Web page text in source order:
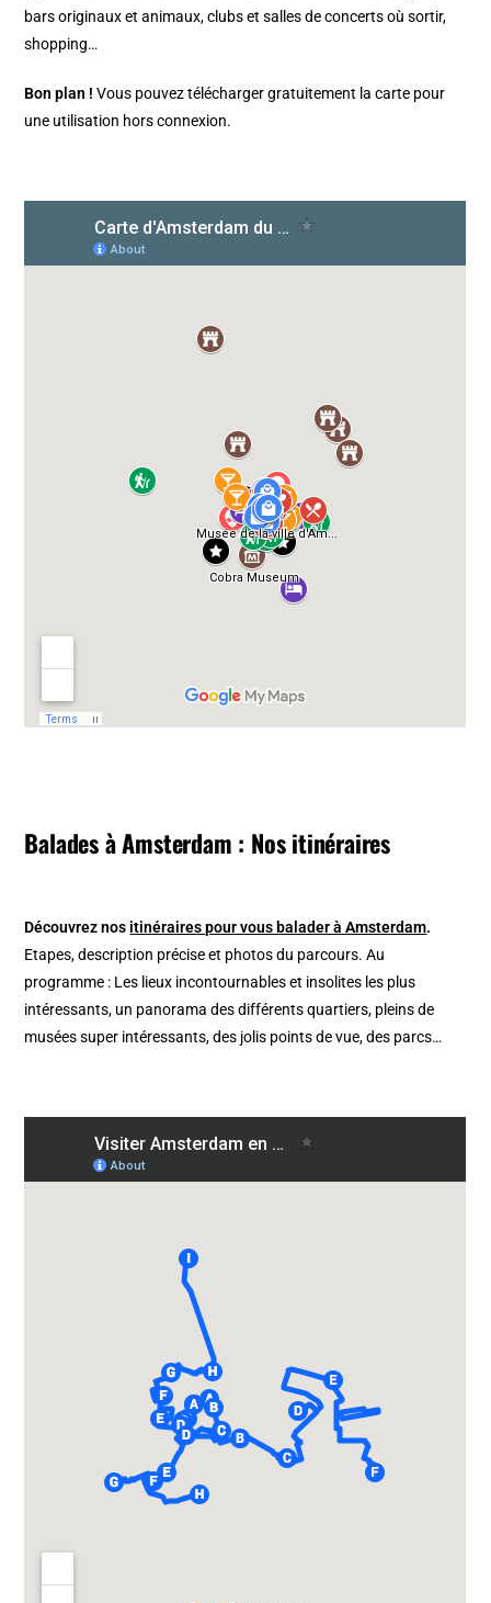
bars originaux et animaux, clubs et salles de concerts où sortir,
shopping…
Bon plan ! Vous pouvez télécharger gratuitement la carte pour
une utilisation hors connexion.
Balades à Amsterdam : Nos itinéraires
Découvrez nos itinéraires pour vous balader à Amsterdam.
Etapes, description précise et photos du parcours. Au
programme : Les lieux incontournables et insolites les plus
intéressants, un panorama des différents quartiers, pleins de
musées super intéressants, des jolis points de vue, des parcs…